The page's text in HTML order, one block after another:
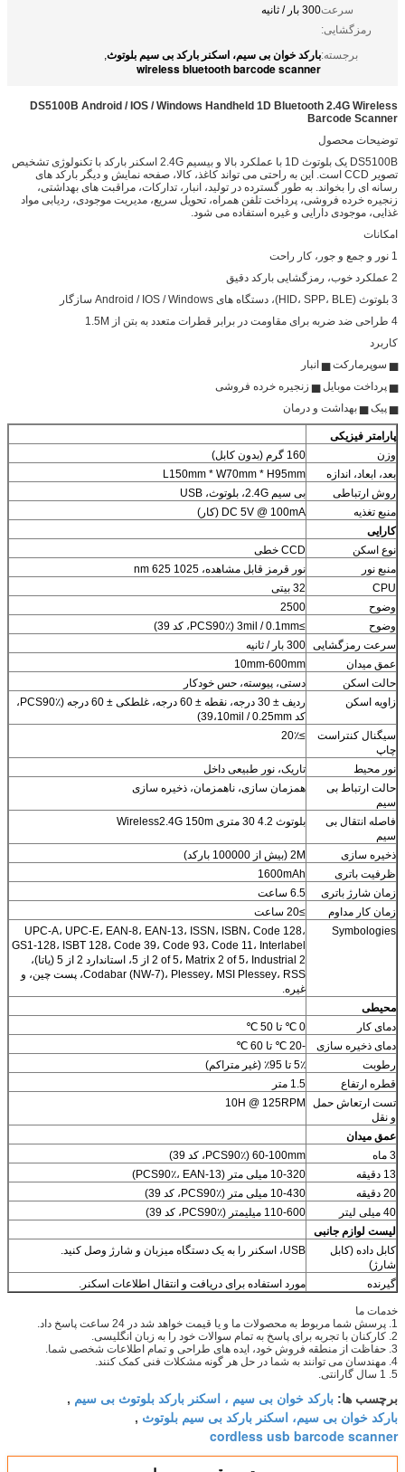
سرعت
رمزگشایی:
300 بار / ثانیه
برجسته:بارکد خوان بی سیم، اسکنر بارکد بی سیم بلوتوث,
wireless bluetooth barcode scanner
DS5100B Android / IOS / Windows Handheld 1D Bluetooth 2.4G Wireless
Barcode Scanner
توضیحات محصول
DS5100B یک بلوتوث 1D با عملکرد بالا و بیسیم 2.4G اسکنر بارکد با تکنولوژی تشخیص
تصویر CCD است. این به راحتی می تواند کاغذ، کالا، صفحه نمایش و دیگر بارکد های
رسانه ای را بخواند. به طور گسترده در تولید، انبار، تدارکات، مراقبت های بهداشتی،
زنجیره خرده فروشی، پرداخت تلفن همراه، تحویل سریع، مدیریت موجودی، ردیابی مواد
غذایی، موجودی دارایی و غیره استفاده می شود.
امکانات
1 نور و جمع و جور، کار راحت
2 عملکرد خوب، رمزگشایی بارکد دقیق
3 بلوتوث (HID، SPP، BLE)، دستگاه های Android / IOS / Windows سازگار
4 طراحی ضد ضربه برای مقاومت در برابر قطرات متعدد به بتن از 1.5M
کاربرد
▅ سوپرمارکت ▅ انبار
▅ پرداخت موبایل ▅ زنجیره خرده فروشی
▅ پیک ▅ بهداشت و درمان
پارامتر فیزیکی
وزن
160 گرم (بدون کابل)
بعد، ابعاد، اندازه
L150mm * W70mm * H95mm
روش ارتباطی
بی سیم 2.4G، بلوتوث، USB
منبع تغذیه
DC 5V @ 100mA (کار)
کارایی
نوع اسکن
CCD خطی
منبع نور
نور قرمز قابل مشاهده، 1025 nm 625
CPU
32 بیتی
وضوح
2500
وضوح
≥3mil / 0.1mm (PCS90٪، کد 39)
سرعت رمزگشایی 300 بار / ثانیه
عمق میدان
10mm-600mm
حالت اسکن
دستی، پیوسته، حس خودکار
زاویه اسکن
ردیف ± 30 درجه، نقطه ± 60 درجه، غلطکی ± 60 درجه (PCS90٪،
کد 39،10mil / 0.25mm)
سیگنال کنتراست
چاپ
≥20٪
نور محیط
تاریک، نور طبیعی داخل
حالت ارتباط بی
سیم
همزمان سازی، ناهمزمان، ذخیره سازی
فاصله انتقال بی
سیم
بلوتوث 4.2 30 متری Wireless2.4G 150m
ذخیره سازی
2M (بیش از 100000 بارکد)
ظرفیت باتری
1600mAh
زمان شارژ باتری
6.5 ساعت
زمان کار مداوم
≥20 ساعت
Symbologies
UPC-A، UPC-E، EAN-8، EAN-13، ISSN، ISBN، Code 128،
GS1-128، ISBT 128، Code 39، Code 93، Code 11، Interlabel
2 of 5، Matrix 2 of 5، Industrial 2 از 5، استاندارد 2 از 5 (یاتا)،
Codabar (NW-7)، Plessey، MSI Plessey، RSS، پست چین، و
غیره.
محیطی
دمای کار
0 ℃ تا 50 ℃
دمای ذخیره سازی
-20 ℃ تا 60 ℃
رطوبت
5٪ تا 95٪ (غیر متراکم)
قطره ارتفاع
1.5 متر
تست ارتعاش حمل
و نقل
10H @ 125RPM
عمق میدان
3 ماه
60-100mm (PCS90٪، کد 39)
13 دقیقه
10-320 میلی متر (PCS90٪، EAN-13)
20 دقیقه
10-430 میلی متر (PCS90٪، کد 39)
40 میلی لیتر
110-600 میلیمتر (PCS90٪، کد 39)
لیست لوازم جانبی
کابل داده (کابل
شارژ)
USB، اسکنر را به یک دستگاه میزبان و شارژ وصل کنید.
گیرنده مورد استفاده برای دریافت و انتقال اطلاعات اسکنر.
خدمات ما
1. پرسش شما مربوط به محصولات ما و یا قیمت خواهد شد در 24 ساعت پاسخ داد.
2. کارکنان با تجربه برای پاسخ به تمام سوالات خود را به زبان انگلیسی.
3. حفاظت از منطقه فروش خود، ایده های طراحی و تمام اطلاعات شخصی شما.
4. مهندسان می توانند به شما در حل هر گونه مشکلات فنی کمک کنند.
5. 1 سال گارانتی.
برچسب ها: بارکد خوان بی سیم ، اسکنر بارکد بلوتوث بی سیم ,
بارکد خوان بی سیم، اسکنر بارکد بی سیم بلوتوث ,
cordless usb barcode scanner